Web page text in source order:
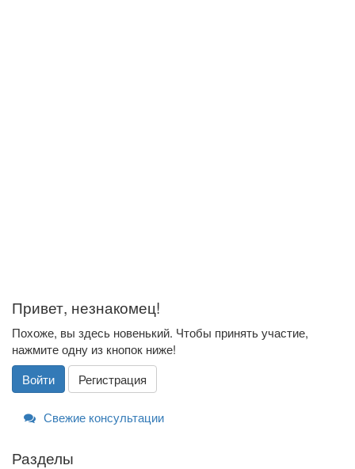
Привет, незнакомец!
Похоже, вы здесь новенький. Чтобы принять участие,
нажмите одну из кнопок ниже!
Войти
Регистрация
Свежие консультации
Разделы